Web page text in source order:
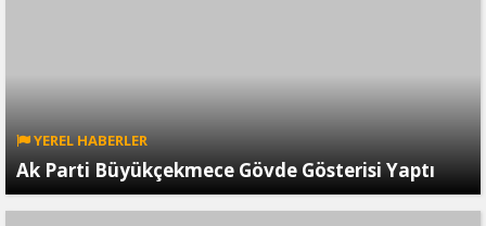
YEREL HABERLER
Ak Parti Büyükçekmece Gövde Gösterisi Yaptı